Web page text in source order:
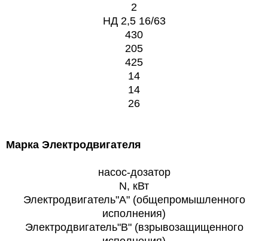
2
НД 2,5 16/63
430
205
425
14
14
26
Марка Электродвигателя
насос-дозатор
N, кВт
Электродвигатель"А" (общепромышленного
исполнения)
Электродвигатель"В" (взрывозащищенного